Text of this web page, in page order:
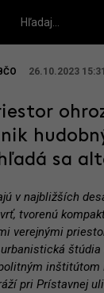
26.10.2023 15:31
sa
v najbližších
tvorenú
verejnými
štúdia
pri Prístavnej